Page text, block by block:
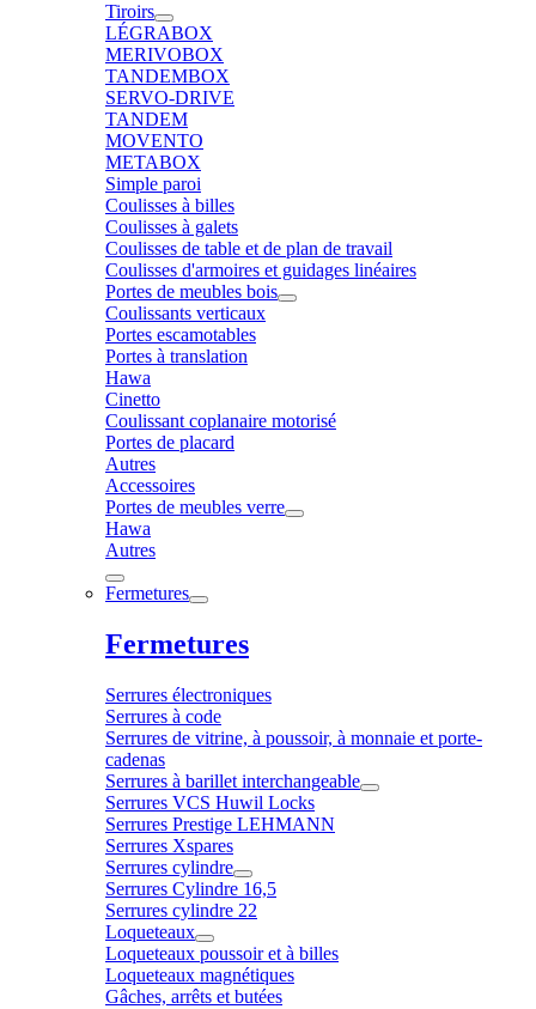
Tiroirs
LÉGRABOX
MERIVOBOX
TANDEMBOX
SERVO-DRIVE
TANDEM
MOVENTO
METABOX
Simple paroi
Coulisses à billes
Coulisses à galets
Coulisses de table et de plan de travail
Coulisses d'armoires et guidages linéaires
Portes de meubles bois
Coulissants verticaux
Portes escamotables
Portes à translation
Hawa
Cinetto
Coulissant coplanaire motorisé
Portes de placard
Autres
Accessoires
Portes de meubles verre
Hawa
Autres
Fermetures
Fermetures
Serrures électroniques
Serrures à code
Serrures de vitrine, à poussoir, à monnaie et porte-
cadenas
Serrures à barillet interchangeable
Serrures VCS Huwil Locks
Serrures Prestige LEHMANN
Serrures Xspares
Serrures cylindre
Serrures Cylindre 16,5
Serrures cylindre 22
Loqueteaux
Loqueteaux poussoir et à billes
Loqueteaux magnétiques
Gâches, arrêts et butées